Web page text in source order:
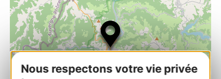
Nous respectons votre vie privée